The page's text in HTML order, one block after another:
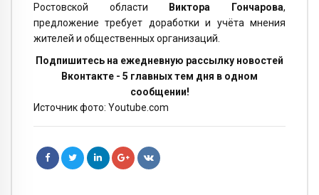
Ростовской области
Виктора Гончарова,
предложение требует доработки и учёта мнения
жителей и общественных организаций.
Подпишитесь на ежедневную рассылку новостей
Вконтакте - 5 главных тем дня в одном
сообщении!
Источник фото: Youtube.com